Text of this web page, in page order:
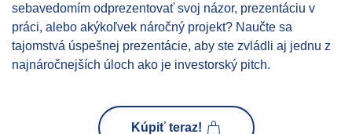
sebavedomím odprezentovať svoj názor, prezentáciu v
práci, alebo akýkoľvek náročný projekt? Naučte sa
tajomstvá úspešnej prezentácie, aby ste zvládli aj jednu z
najnáročnejších úloch ako je investorský pitch.
Kúpiť teraz!